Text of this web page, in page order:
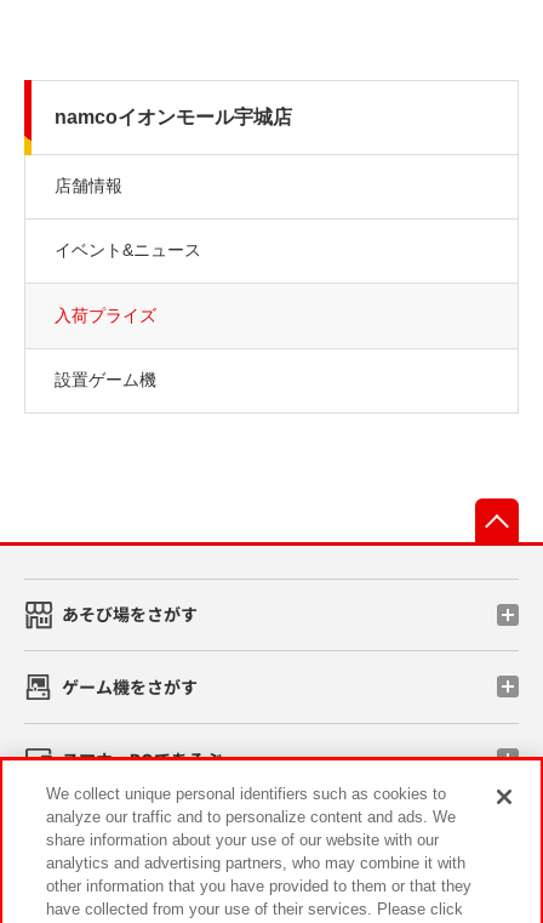
namcoイオンモール宇城店
店舗情報
イベント&ニュース
入荷プライズ
設置ゲーム機
あそび場をさがす
ゲーム機をさがす
スマホ・PCであそぶ
イベント・キャンペーン
We collect unique personal identifiers such as cookies to
analyze our traffic and to personalize content and ads. We
share information about your use of our website with our
analytics and advertising partners, who may combine it with
other information that you have provided to them or that they
have collected from your use of their services. Please click